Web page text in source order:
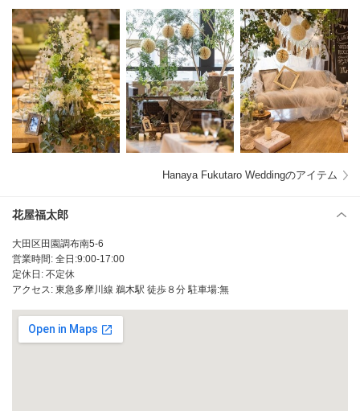
Hanaya Fukutaro Weddingのアイテム
花屋福太郎
大田区田園調布南5-6
営業時間: 全日:9:00-17:00
定休日: 不定休
アクセス: 東急多摩川線 鵜木駅 徒歩８分 駐車場:無